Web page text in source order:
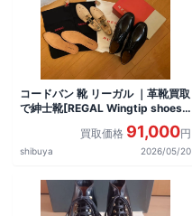
コードバン 靴 リーガル ｜革靴買取
で紳士靴[REGAL Wingtip shoes]
買取価格 91,000円
shibuya 2026/05/20